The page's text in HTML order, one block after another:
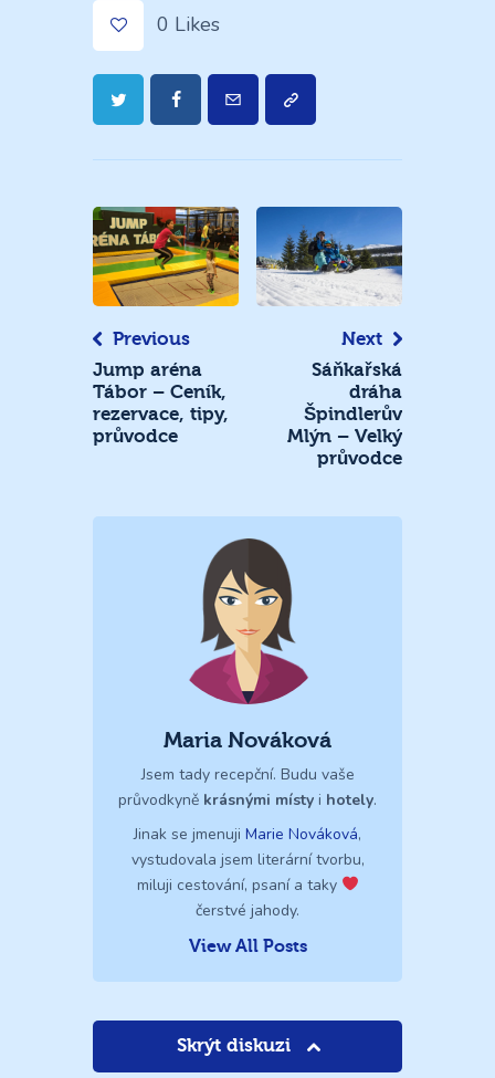
0 Likes
Navigace
pro
příspěvek
Previous
Jump aréna
Tábor – Ceník,
rezervace, tipy,
průvodce
Next
Sáňkařská
dráha
Špindlerův
Mlýn – Velký
průvodce
Maria Nováková
Jsem tady recepční. Budu vaše
průvodkyně krásnými místy i hotely.
Jinak se jmenuji Marie Nováková,
vystudovala jsem literární tvorbu,
miluji cestování, psaní a taky
čerstvé jahody.
View All Posts
Skrýt diskuzi